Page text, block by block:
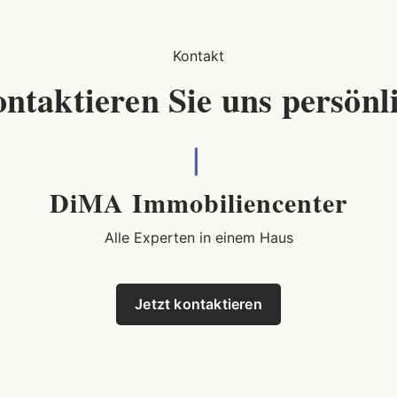
Kontakt
Sie uns
DiMA Immobiliencenter
Alle Experten in einem Haus
Jetzt kontaktieren